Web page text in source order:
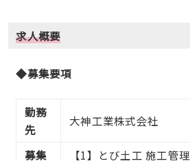
求人概要
◆募集要項
勤務
先
大神工業株式会社
募集
【1】とび土工 施工管理